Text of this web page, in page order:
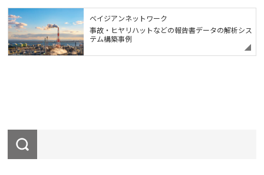
ベイジアンネットワーク
事故・ヒヤリハットなどの報告書データの解析シス
テム構築事例